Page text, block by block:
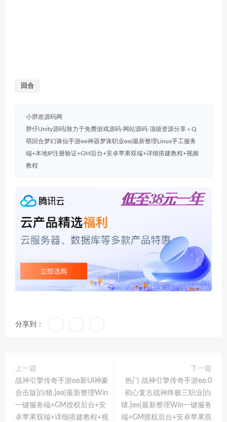
回合
小胖崽源码网
胖仔Unity源码|致力于免费游戏源码-网站源码-顶级资源分享 » Q
萌回合梦幻诛仙手游ʚʚ神器梦诛职业ɞɞ|最新整理Linux手工服务
端+本地IP注册验证+GM后台+安卓苹果双端+详细搭建教程+视频
教程
分享到：
上一篇
战神引擎传奇手游ʚʚ新UI神豪
合击版[白猪.]ɞɞ|最新整理Win
一键服务端+GM授权后台+安
卓苹果双端+详细搭建教程+视
下一篇
热门 战神引擎传奇手游ʚʚ.0
初心复古战神终极三职业[白
猪.]ɞɞ|最新整理Win一键服务
端+GM授权后台+安卓苹果双